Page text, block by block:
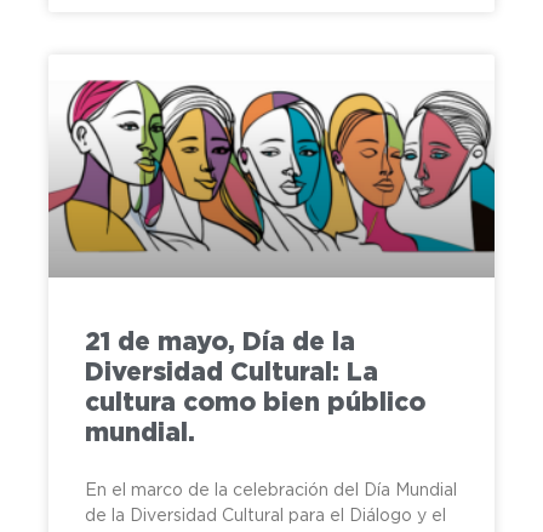
21 de mayo, Día de la
Diversidad Cultural: La
cultura como bien público
mundial.
En el marco de la celebración del Día Mundial
de la Diversidad Cultural para el Diálogo y el